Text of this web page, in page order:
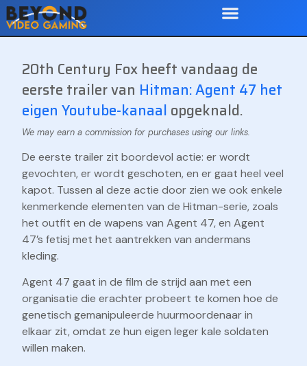
20th Century Fox heeft vandaag de
eerste trailer van Hitman: Agent 47 het
eigen Youtube-kanaal opgeknald.
De eerste trailer zit boordevol actie: er wordt
gevochten, er wordt geschoten, en er gaat heel veel
kapot. Tussen al deze actie door zien we ook enkele
kenmerkende elementen van de Hitman-serie, zoals
het outfit en de wapens van Agent 47, en Agent
47’s fetisj met het aantrekken van andermans
kleding.
Agent 47 gaat in de film de strijd aan met een
organisatie die erachter probeert te komen hoe de
genetisch gemanipuleerde huurmoordenaar in
elkaar zit, omdat ze hun eigen leger kale soldaten
willen maken.